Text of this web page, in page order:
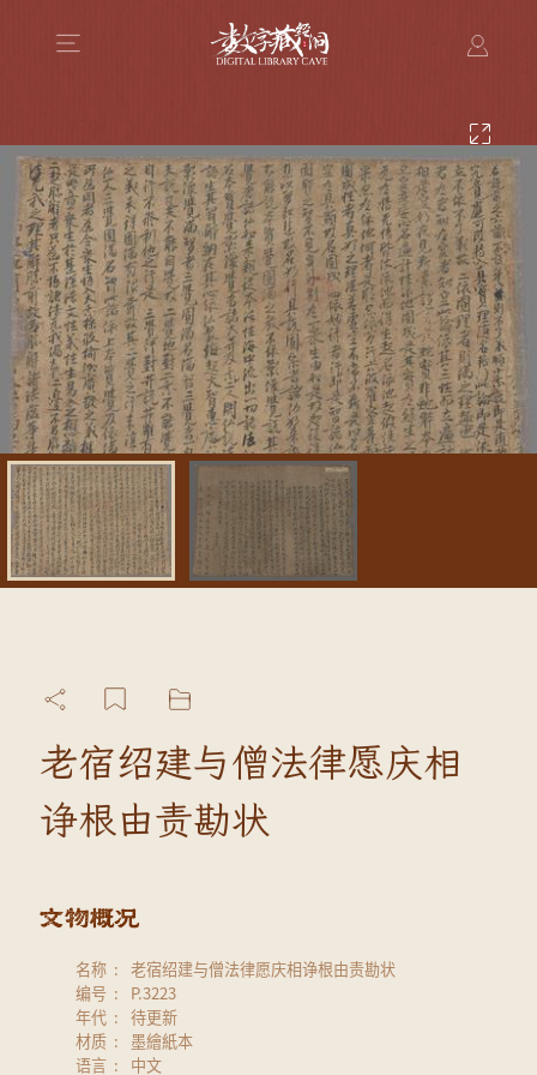
老宿绍建与僧法律愿庆相
诤根由责勘状
名称
老宿绍建与僧法律愿庆相诤根由责勘状
编号
P.3223
年代
待更新
材质
墨繪紙本
语言
中文